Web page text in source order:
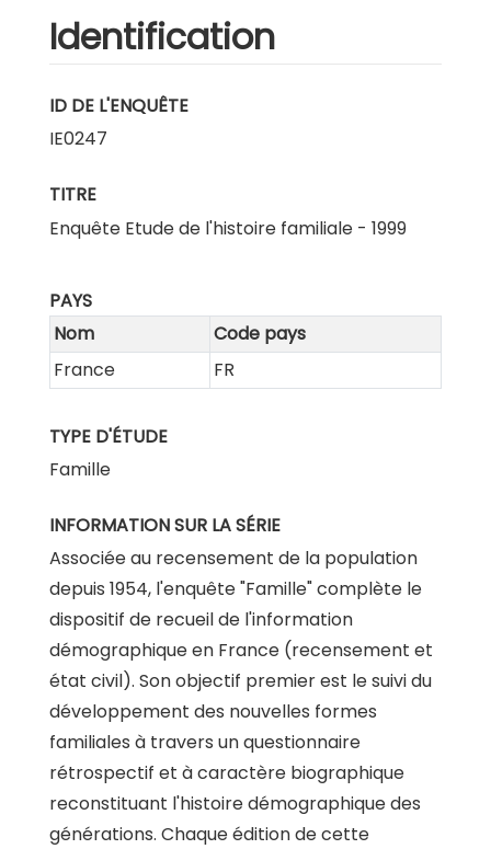
Identification
ID DE L'ENQUÊTE
IE0247
TITRE
Enquête Etude de l'histoire familiale - 1999
PAYS
Nom
Code pays
France
FR
TYPE D'ÉTUDE
Famille
INFORMATION SUR LA SÉRIE
Associée au recensement de la population
depuis 1954, l'enquête "Famille" complète le
dispositif de recueil de l'information
démographique en France (recensement et
état civil). Son objectif premier est le suivi du
développement des nouvelles formes
familiales à travers un questionnaire
rétrospectif et à caractère biographique
reconstituant l'histoire démographique des
générations. Chaque édition de cette